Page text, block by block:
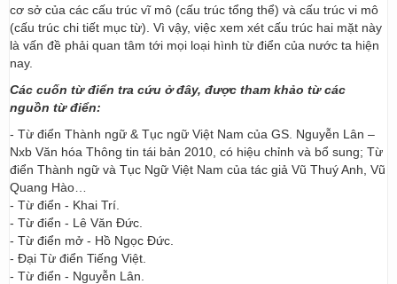
cơ sở của các cấu trúc vĩ mô (cấu trúc tổng thể) và cấu trúc vi mô
(cấu trúc chi tiết mục từ). Vì vậy, việc xem xét cấu trúc hai mặt này
là vấn đề phải quan tâm tới mọi loại hình từ điển của nước ta hiện
nay.
Các cuốn từ điển tra cứu ở đây, được tham khảo từ các
nguồn từ điển:
- Từ điển Thành ngữ & Tục ngữ Việt Nam của GS. Nguyễn Lân –
Nxb Văn hóa Thông tin tái bản 2010, có hiệu chỉnh và bổ sung; Từ
điển Thành ngữ và Tục Ngữ Việt Nam của tác giả Vũ Thuý Anh, Vũ
Quang Hào…
- Từ điển - Khai Trí.
- Từ điển - Lê Văn Đức.
- Từ điển mở - Hồ Ngọc Đức.
- Đại Từ điển Tiếng Việt.
- Từ điển - Nguyễn Lân.